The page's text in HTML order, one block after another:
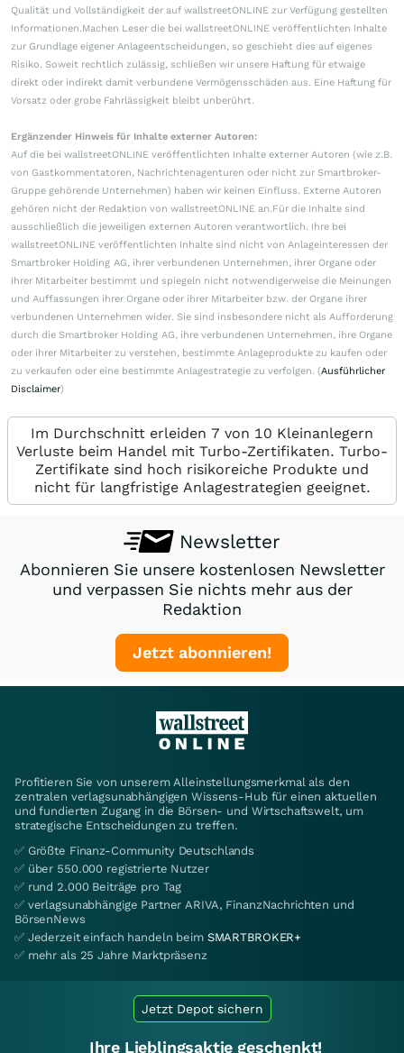
Qualität und Vollständigkeit der auf wallstreetONLINE zur Verfügung gestellten
Informationen.Machen Leser die bei wallstreetONLINE veröffentlichten Inhalte
zur Grundlage eigener Anlageentscheidungen, so geschieht dies auf eigenes
Risiko. Soweit rechtlich zulässig, schließen wir unsere Haftung für etwaige
direkt oder indirekt damit verbundene Vermögensschäden aus. Eine Haftung für
Vorsatz oder grobe Fahrlässigkeit bleibt unberührt.
Ergänzender Hinweis für Inhalte externer Autoren:
Auf die bei wallstreetONLINE veröffentlichten Inhalte externer Autoren (wie z.B.
von Gastkommentatoren, Nachrichtenagenturen oder nicht zur Smartbroker-
Gruppe gehörende Unternehmen) haben wir keinen Einfluss. Externe Autoren
gehören nicht der Redaktion von wallstreetONLINE an.Für die Inhalte sind
ausschließlich die jeweiligen externen Autoren verantwortlich. Ihre bei
wallstreetONLINE veröffentlichten Inhalte sind nicht von Anlageinteressen der
Smartbroker Holding AG, ihrer verbundenen Unternehmen, ihrer Organe oder
ihrer Mitarbeiter bestimmt und spiegeln nicht notwendigerweise die Meinungen
und Auffassungen ihrer Organe oder ihrer Mitarbeiter bzw. der Organe ihrer
verbundenen Unternehmen wider. Sie sind insbesondere nicht als Aufforderung
durch die Smartbroker Holding AG, ihre verbundenen Unternehmen, ihre Organe
oder ihrer Mitarbeiter zu verstehen, bestimmte Anlageprodukte zu kaufen oder
zu verkaufen oder eine bestimmte Anlagestrategie zu verfolgen. (Ausführlicher
Disclaimer)
Im Durchschnitt erleiden 7 von 10 Kleinanlegern
Verluste beim Handel mit Turbo-Zertifikaten. Turbo-
Zertifikate sind hoch risikoreiche Produkte und
nicht für langfristige Anlagestrategien geeignet.
Newsletter
Abonnieren Sie unsere kostenlosen Newsletter
und verpassen Sie nichts mehr aus der
Redaktion
Jetzt abonnieren!
Profitieren Sie von unserem Alleinstellungsmerkmal als den
zentralen verlagsunabhängigen Wissens-Hub für einen aktuellen
und fundierten Zugang in die Börsen- und Wirtschaftswelt, um
strategische Entscheidungen zu treffen.
✅ Größte Finanz-Community Deutschlands
✅ über 550.000 registrierte Nutzer
✅ rund 2.000 Beiträge pro Tag
✅ verlagsunabhängige Partner ARIVA, FinanzNachrichten und
BörsenNews
✅ Jederzeit einfach handeln beim SMARTBROKER+
✅ mehr als 25 Jahre Marktpräsenz
Jetzt Depot sichern
Ihre Lieblingsaktie geschenkt!